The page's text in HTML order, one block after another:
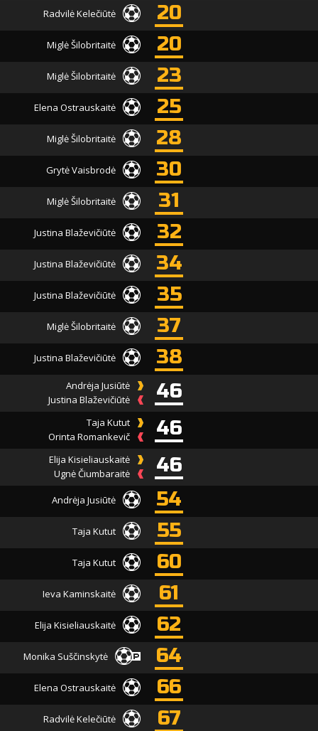
Radvilė Kelečiūtė 20
Miglė Šilobritaitė 20
Miglė Šilobritaitė 23
Elena Ostrauskaitė 25
Miglė Šilobritaitė 28
Grytė Vaisbrodė 30
Miglė Šilobritaitė 31
Justina Blaževičiūtė 32
Justina Blaževičiūtė 34
Justina Blaževičiūtė 35
Miglė Šilobritaitė 37
Justina Blaževičiūtė 38
Andrėja Jusiūtė
Justina Blaževičiūtė
46
Taja Kutut
Orinta Romankevič
46
Elija Kisieliauskaitė
Ugnė Čiumbaraitė
46
Andrėja Jusiūtė 54
Taja Kutut 55
Taja Kutut 60
Ieva Kaminskaitė 61
Elija Kisieliauskaitė 62
Monika Suščinskytė 64
Elena Ostrauskaitė 66
Radvilė Kelečiūtė 67